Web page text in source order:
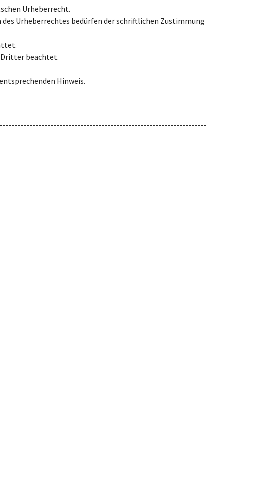
Urheberrecht.
Urheberrechtes bedürfen der schriftlichen Zustimmung
Dritter beachtet.
Hinweis.